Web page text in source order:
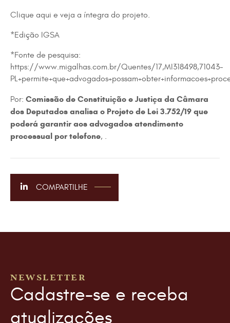
Clique aqui e veja a íntegra do projeto.
*Edição IGSA
*Fonte de pesquisa:
https://www.migalhas.com.br/Quentes/17,MI318498,71043-
Por: Comissão de Constituição e Justiça da Câmara
dos Deputados analisa o Projeto de Lei 3.752/19 que
poderá garantir aos advogados atendimento
processual por telefone, .
COMPARTILHE
NEWSLETTER
Cadastre-se e receba
atualizações